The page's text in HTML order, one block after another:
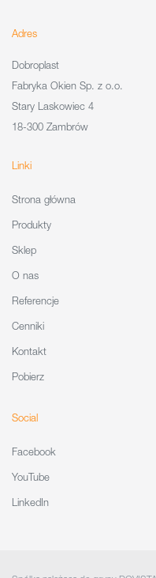
Adres
Dobroplast
Fabryka Okien Sp. z o.o.
Stary Laskowiec 4
18-300 Zambrów
Linki
Strona główna
Produkty
Sklep
O nas
Referencje
Cenniki
Kontakt
Pobierz
Social
Facebook
YouTube
LinkedIn